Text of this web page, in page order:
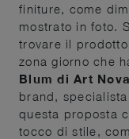
finiture, come
mostrato in foto.
trovare il
zona giorno che
Blum di Art Nova
brand,
questa proposta
tocco di stile,